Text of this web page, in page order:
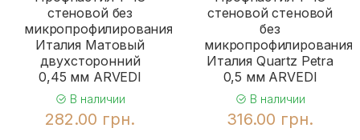
стеновой без
микропрофилирования
Италия Матовый
двухсторонний
0,45 мм ARVEDI
В наличии
282.00 грн.
стеновой стеновой
без
микропрофилирования
Италия Quartz Petra
0,5 мм ARVEDI
В наличии
316.00 грн.